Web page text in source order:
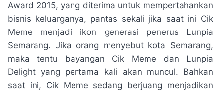
Award 2015, yang diterima untuk mempertahankan
bisnis keluarganya, pantas sekali jika saat ini Cik
Meme menjadi ikon generasi penerus Lunpia
Semarang. Jika orang menyebut kota Semarang,
maka tentu bayangan Cik Meme dan Lunpia
Delight yang pertama kali akan muncul. Bahkan
saat ini, Cik Meme sedang berjuang menjadikan